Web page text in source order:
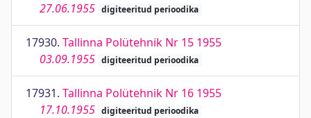
27.06.1955 digiteeritud perioodika
17930. Tallinna Polütehnik Nr 15 1955
03.09.1955 digiteeritud perioodika
17931. Tallinna Polütehnik Nr 16 1955
17.10.1955 digiteeritud perioodika